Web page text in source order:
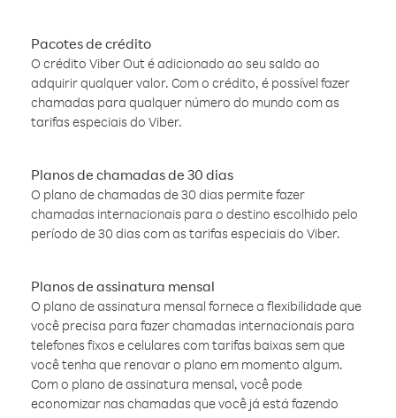
Pacotes de crédito
O crédito Viber Out é adicionado ao seu saldo ao
adquirir qualquer valor. Com o crédito, é possível fazer
chamadas para qualquer número do mundo com as
tarifas especiais do Viber.
Planos de chamadas de 30 dias
O plano de chamadas de 30 dias permite fazer
chamadas internacionais para o destino escolhido pelo
período de 30 dias com as tarifas especiais do Viber.
Planos de assinatura mensal
O plano de assinatura mensal fornece a flexibilidade que
você precisa para fazer chamadas internacionais para
telefones fixos e celulares com tarifas baixas sem que
você tenha que renovar o plano em momento algum.
Com o plano de assinatura mensal, você pode
economizar nas chamadas que você já está fazendo